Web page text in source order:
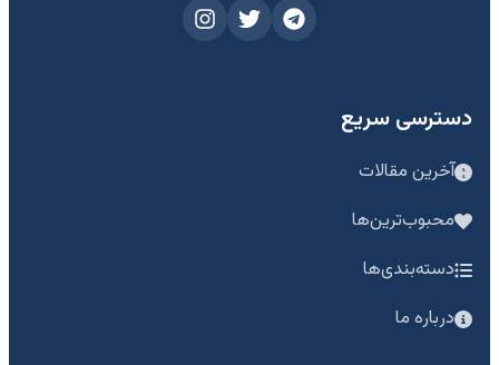
دسترسی سریع
آخرین مقالات
محبوب‌ترین‌ها
دسته‌بندی‌ها
درباره ما